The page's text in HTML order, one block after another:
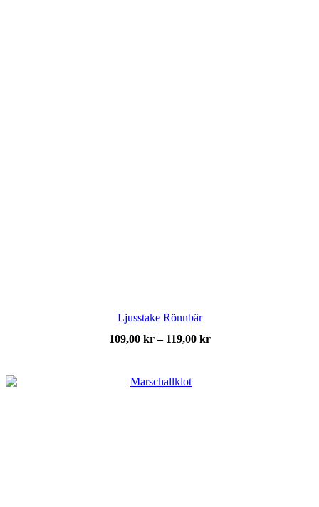
Ljusstake Rönnbär
109,00 kr – 119,00 krPrisintervall: